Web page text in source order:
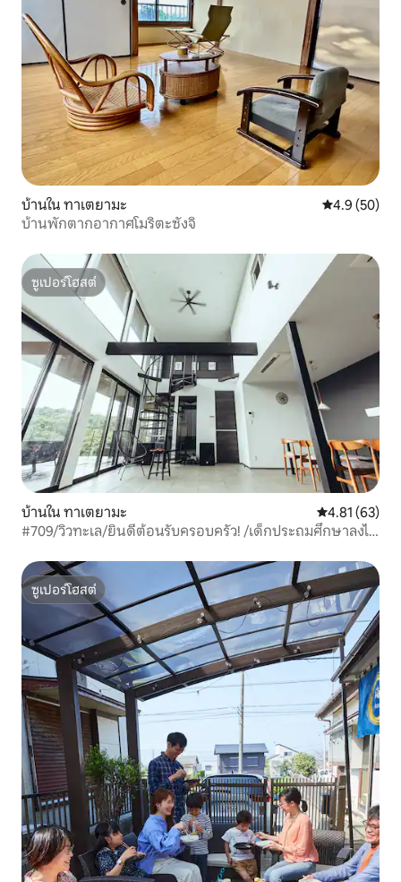
บ้านใน ทาเตยามะ คะแนนเฉลี่ย
4.9 (50)
บ้านพักตากอากาศโมริตะซังจิ
ซูเปอร์โฮสต์
ซูเปอร์โฮสต์
บ้านใน ทาเตยามะ คะแนนเฉลี่ย
4.81 (63)
#709/วิวทะเล/ยินดีต้อนรับครอบครัว! /เด็กประถมศึกษาลงไป
ซูเปอร์โฮสต์
ซูเปอร์โฮสต์